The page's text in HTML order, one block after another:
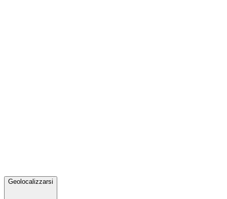
Geolocalizzarsi